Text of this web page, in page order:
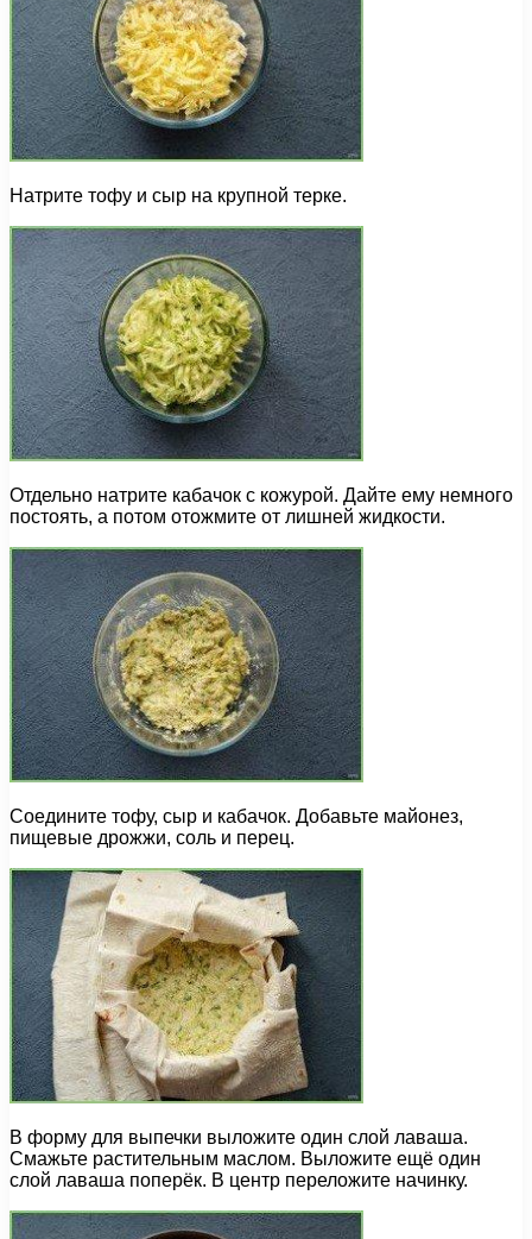
Натрите тофу и сыр на крупной терке.
Отдельно натрите кабачок с кожурой. Дайте ему немного
постоять, а потом отожмите от лишней жидкости.
Соедините тофу, сыр и кабачок. Добавьте майонез,
пищевые дрожжи, соль и перец.
В форму для выпечки выложите один слой лаваша.
Смажьте растительным маслом. Выложите ещё один
слой лаваша поперёк. В центр переложите начинку.